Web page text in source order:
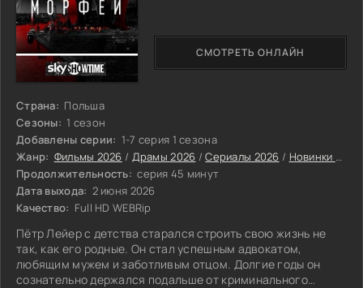
Страна: Польша
Сезоны: 1 сезон
Добавлены серии: 1-7 серия 1 сезона
Жанр: Фильмы 2026 / Драмы 2026 /Сериалы 2026 / Новинки сериалов 2026
Продолжительность: серия 45 минут
Дата выхода: 2 июня 2026
Качество: Full HD WEBRip
Пётр Лейер с детства старался строить свою жизнь не
так, как его родные. Он стал успешным адвокатом,
любящим мужем и заботливым отцом. Долгие годы он
сознательно держался подальше от криминального
СМОТРЕТЬ ОНЛАЙН